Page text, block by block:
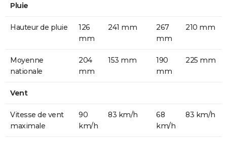
Pluie
Hauteur de pluie
126
mm
241 mm
267
mm
210 mm
Moyenne
nationale
204
mm
153 mm
190
mm
225 mm
Vent
Vitesse de vent
maximale
90
km/h
83 km/h
68
km/h
83 km/h